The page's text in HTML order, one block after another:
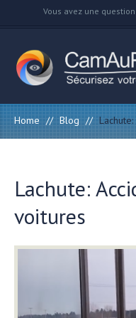
Vous avez une
Home // Blog //
Lachute:
voitures